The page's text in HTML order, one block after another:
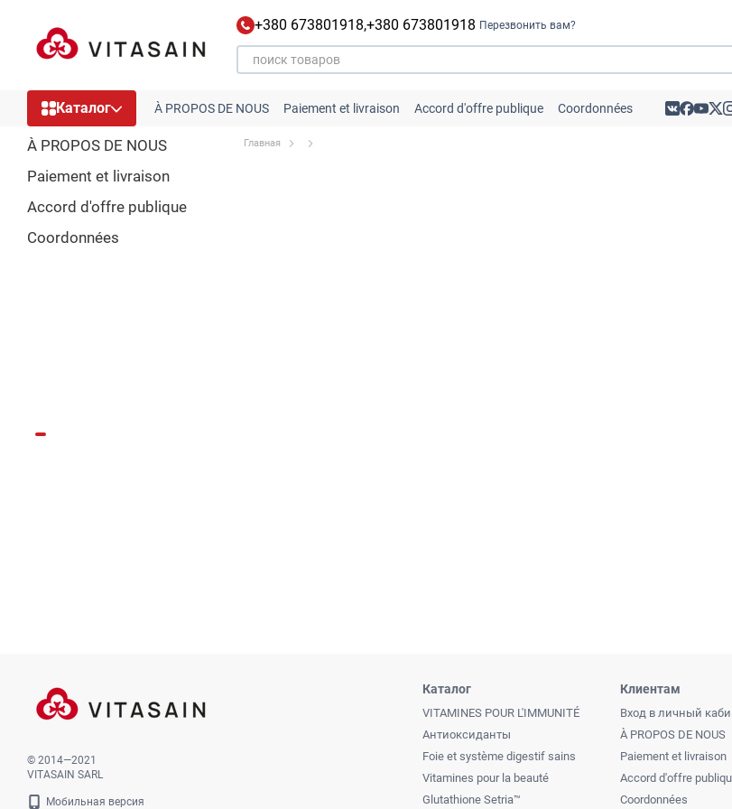
+380 673801918,+380 673801918 Перезвонить вам?
Каталог À PROPOS DE NOUS Paiement et livraison Accord d'offre publique Coordonnées
Главная
À PROPOS DE NOUS
Paiement et livraison
Accord d'offre publique
Coordonnées
© 2014—2021
VITASAIN SARL
Мобильная версия
Каталог
VITAMINES POUR L'IMMUNITÉ
Антиоксиданты
Foie et système digestif sains
Vitamines pour la beauté
Glutathione Setria™
Клиентам
Вход в личный
À PROPOS DE NOUS
Paiement et livraison
Accord d'offre
Coordonnées